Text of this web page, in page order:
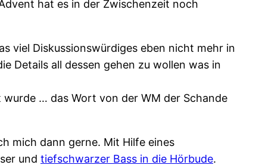
hat es in der Zwischenzeit noch
viel Diskussionswürdiges eben nicht mehr in
Details all dessen gehen zu wollen was in
… das Wort von der WM der Schande
mich dann gerne. Mit Hilfe eines
und tiefschwarzer Bass in die Hörbude.